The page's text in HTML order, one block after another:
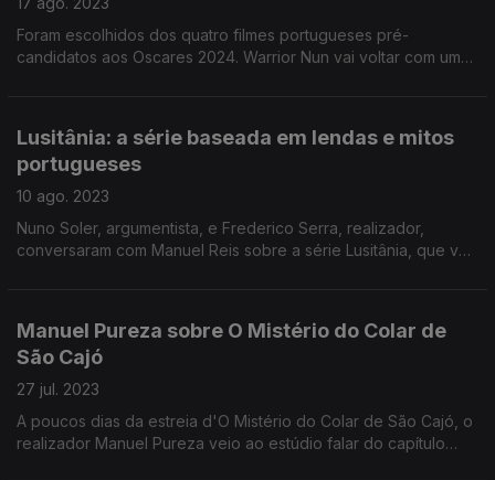
Foram escolhidos dos quatro filmes portugueses pré-
candidatos aos Oscares 2024. Warrior Nun vai voltar com uma
Lusitânia: a série baseada em lendas e mitos
portugueses
10 ago. 2023
Nuno Soler, argumentista, e Frederico Serra, realizador,
conversaram com Manuel Reis sobre a série Lusitânia, que vai
Manuel Pureza sobre O Mistério do Colar de
São Cajó
27 jul. 2023
A poucos dias da estreia d'O Mistério do Colar de São Cajó, o
realizador Manuel Pureza veio ao estúdio falar do capítulo